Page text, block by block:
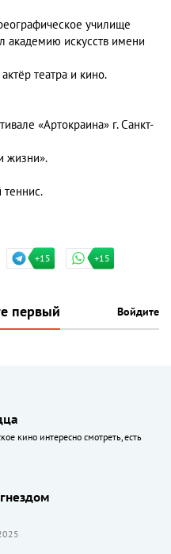
училище
академию искусств имени
театра и кино.
«Артокраина» г. Санкт-
жизни».
теннис.
+15 +15
первый Войдите
кино интересно смотреть, есть